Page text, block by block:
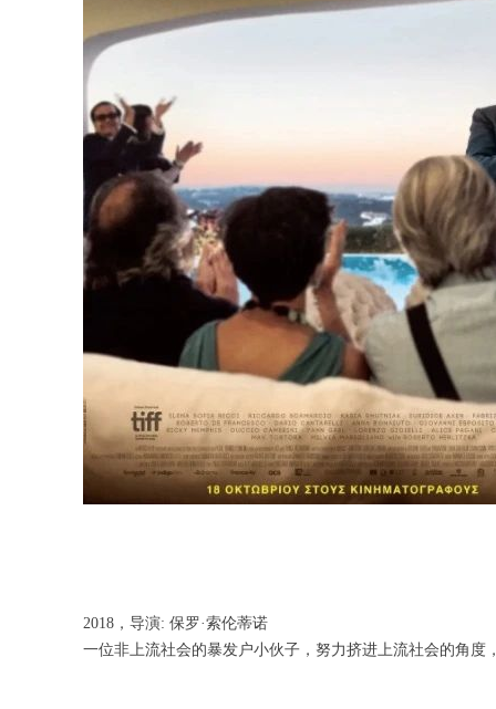
2018，导演: 保罗·索伦蒂诺
一位非上流社会的暴发户小伙子，努力挤进上流社会的角